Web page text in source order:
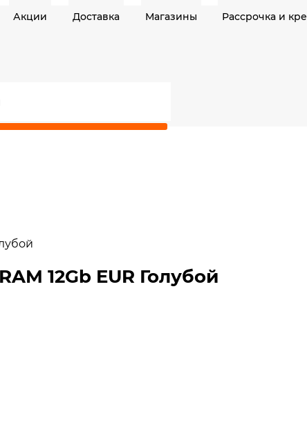
Акции Доставка Магазины Рассрочка и
12Gb EUR Голубой